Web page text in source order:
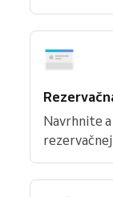
Navrhnite